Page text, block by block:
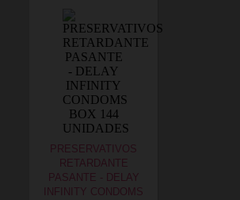
PRESERVATIVOS
RETARDANTE
PASANTE - DELAY
INFINITY CONDOMS